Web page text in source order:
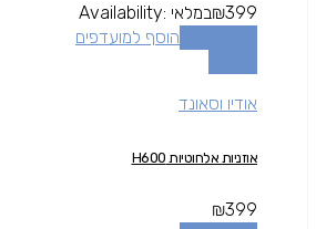
₪399
Availability: במלאי
הוסף למועדפים
אודיו וסאונד
אוזניות אלחוטיות H600
₪399